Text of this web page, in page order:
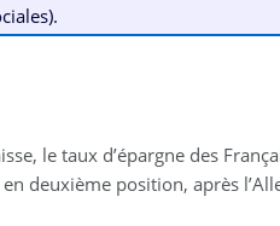
le taux d’épargne des
deuxième position, après